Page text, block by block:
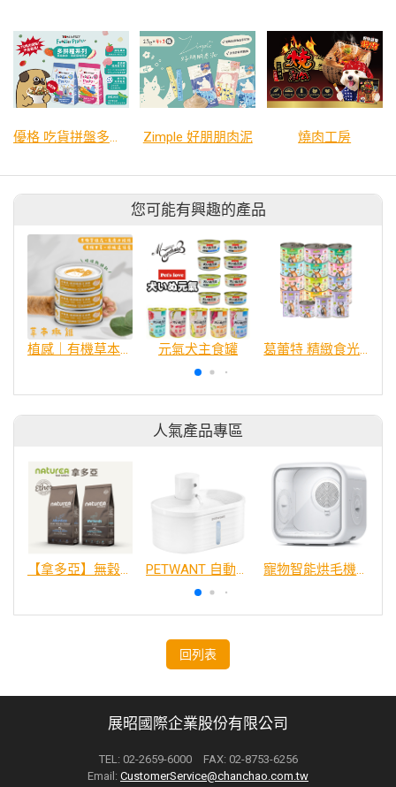
Zimple 好朋朋肉泥 燒肉工房
您可能有興趣的產品
植感｜有機草本機能主食罐｜草本嫩雞 80g 元氣犬主食罐 葛蕾特 精緻食光 主食貓罐、貓餐包
人氣產品專區
【拿多亞】無穀低敏 犬糧 PETWANT 自動感應無線寵物飲水機 W4-L 寵物智能烘毛機75L
回列表
展昭國際企業股份有限公司
TEL: 02-2659-6000 FAX: 02-8753-6256
Email: CustomerService@chanchao.com.tw